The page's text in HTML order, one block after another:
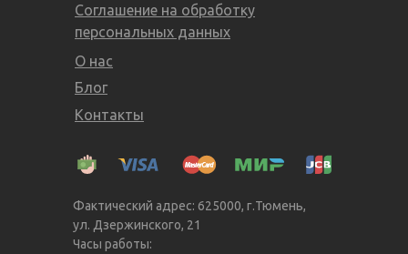
Соглашение на обработку
персональных данных
О нас
Фактический адрес: 625000, г.Тюмень,
ул.​ Дзержинского, 21
Часы работы:
Блог
Контакты